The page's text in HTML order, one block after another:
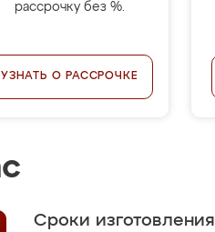
рассрочку без %.
УЗНАТЬ О РАССРОЧКЕ
Сроки изготовления